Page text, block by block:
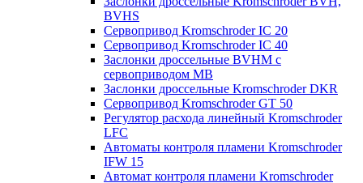
BVHS
Сервопривод Kromschroder IC 20
Сервопривод Kromschroder IC 40
Заслонки дроссельные BVHM с
сервоприводом МВ
Заслонки дроссельные Kromschroder DKR
Cервопривод Kromschroder GT 50
Регулятор расхода линейный Kromschroder
LFC
Автоматы контроля пламени Kromschroder
IFW 15
Автомат контроля пламени Kromschroder